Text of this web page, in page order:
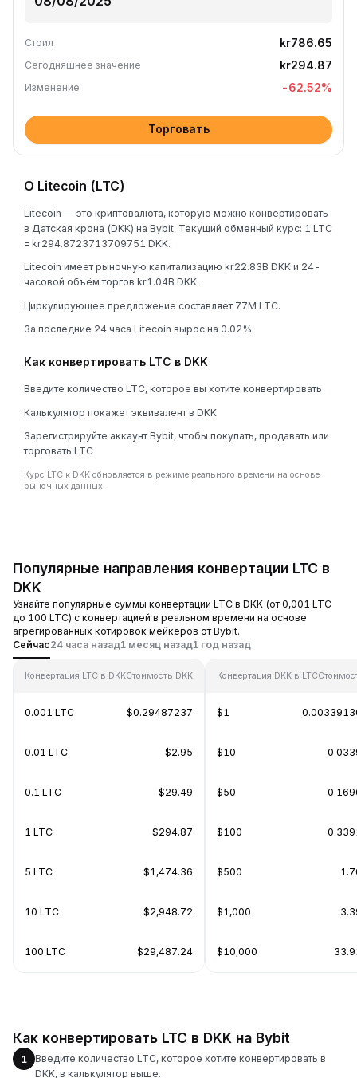
Стоил kr786.65
Сегодняшнее значение kr294.87
Изменение -62.52%
Торговать
О Litecoin (LTC)
Litecoin — это криптовалюта, которую можно конвертировать
в Датская крона (DKK) на Bybit. Текущий обменный курс: 1 LTC
= kr294.8723713709751 DKK.
Litecoin имеет рыночную капитализацию kr22.83B DKK и 24-
часовой объём торгов kr1.04B DKK.
Циркулирующее предложение составляет 77M LTC.
За последние 24 часа Litecoin вырос на 0.02%.
Как конвертировать LTC в DKK
Введите количество LTC, которое вы хотите конвертировать
Калькулятор покажет эквивалент в DKK
Зарегистрируйте аккаунт Bybit, чтобы покупать, продавать или
торговать LTC
Курс LTC к DKK обновляется в режиме реального времени на основе
рыночных данных.
Популярные направления конвертации LTC в
DKK
Узнайте популярные суммы конвертации LTC в DKK (от 0,001 LTC
до 100 LTC) с конвертацией в реальном времени на основе
агрегированных котировок мейкеров от Bybit.
Сейчас24 часа назад1 месяц назад1 год назад
Конвертация LTC в DKKСтоимость DKK
0.001 LTC $0.29487237
0.01 LTC $2.95
0.1 LTC $29.49
1 LTC $294.87
5 LTC $1,474.36
10 LTC $2,948.72
100 LTC $29,487.24
Конвертация DKK в LTC
$1
$10
$50
$100
$500
$1,000
$10,000
Как конвертировать LTC в DKK на Bybit
1
Введите количество LTC, которое хотите конвертировать в
DKK, в калькулятор выше.